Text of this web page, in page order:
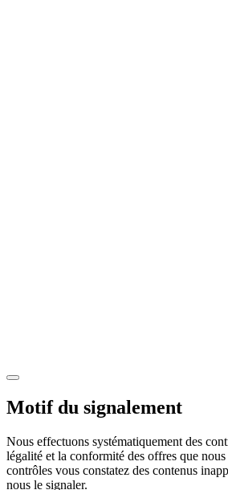
Motif du signalement
Nous effectuons systématiquement des
légalité et la conformité des offres que
contrôles vous constatez des contenus
nous le signaler.